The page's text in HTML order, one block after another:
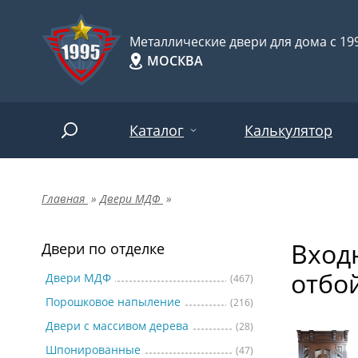
Металлические двери для дома с
МОСКВА
Каталог
Двери по отделке
Двери по назначению
Двери по особенностям
Калькулятор
Главная » Двери МДФ »
Двери по отделке
Двери МДФ (467)
Порошковое напыление (216)
Двери с массивом дерева (28)
Шпонированные (47)